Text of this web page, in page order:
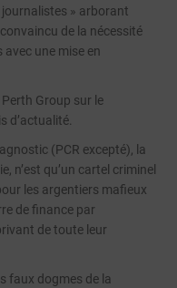
journalistes » arborant
de la nécessité
avec une mise en
Group sur le
d’actualité.
(PCR excepté), la
n’est qu’un cartel criminel
les argentiers mafieux
de finance par
de toute leur
faux dogmes de la